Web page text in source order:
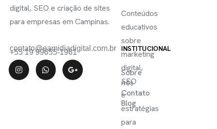
digital, SEO e criação de sites
para empresas em Campinas.
contato@eamidiadigital.com.br
+55 19 99655-1961 INSTITUCIONAL
Sobre
nós
Contato
Blog
Conteúdos
educativos
sobre
marketing
digital,
SEO
e
estratégias
para